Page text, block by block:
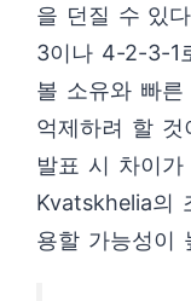
을 던질 수 있
3이나 4-2-3-1
볼 소유와 빠른
억제하려 할 것
발표 시 차이
Kvatskhelia의
용할 가능성이